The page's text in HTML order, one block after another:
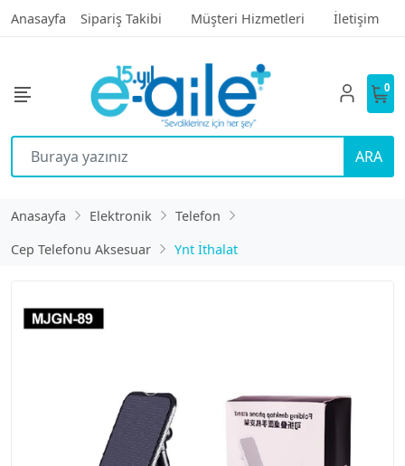
Anasayfa Sipariş Takibi Müşteri Hizmetleri İletişim
ARA
0
Anasayfa Elektronik
Telefon
Cep Telefonu Aksesuar
Ynt İthalat